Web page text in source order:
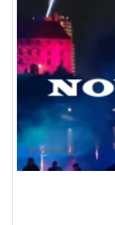
ProArtist